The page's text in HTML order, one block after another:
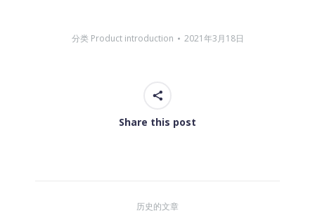
分类 Product introduction 2021年3月18日
Share this post
历史的文章